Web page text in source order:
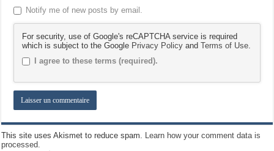
Notify me of new posts by email.
For security, use of Google's reCAPTCHA service is required
which is subject to the Google Privacy Policy andTerms of Use
I agree to these terms (required).
This site uses Akismet to reduce spam. Learn how your comment data is
processed.